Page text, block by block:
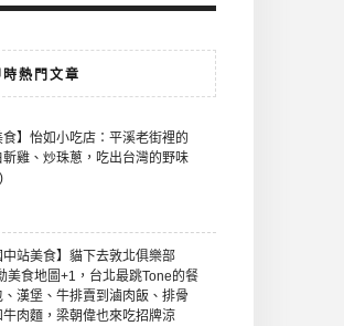
熱門文章
食】怡如小吃店：平溪老街裡的
雞、炒珠蔥，吃出台灣的野味
中站美食】貓下去敦北俱樂部
美食地圖+1，台北最跳Tone的餐
漢堡、牛排賣到滷肉飯、排骨
肉麵，梁朝偉也來吃招牌涼